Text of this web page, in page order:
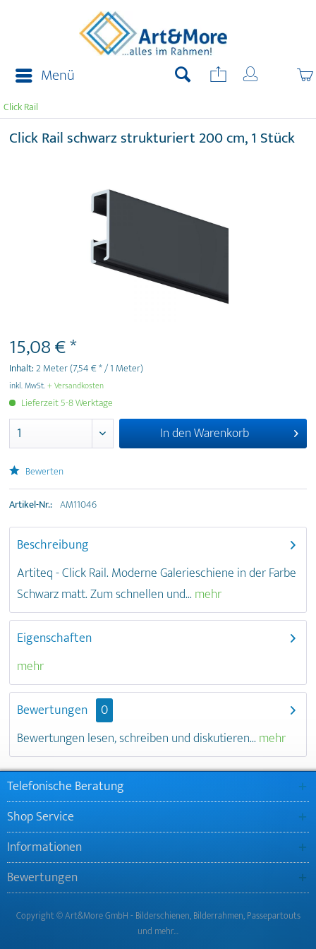
Menü
Click Rail
Click Rail schwarz strukturiert 200 cm, 1 Stück
15,08 € *
Inhalt:2 Meter(7,54 € * / 1 Meter)
inkl. MwSt.+ Versandkosten
Lieferzeit 5-8 Werktage
In denWarenkorb
Bewerten
Artikel-Nr.: AM11046
Beschreibung
Artiteq - Click Rail. Moderne Galerieschiene in der Farbe
Schwarz matt. Zum schnellen und... mehr
Eigenschaften
mehr
Bewertungen
0
Bewertungen lesen, schreiben und diskutieren... mehr
Telefonische Beratung
Shop Service
Informationen
Bewertungen
Copyright © Art&More GmbH - Bilderschienen, Bilderrahmen, Passepartouts
und mehr…